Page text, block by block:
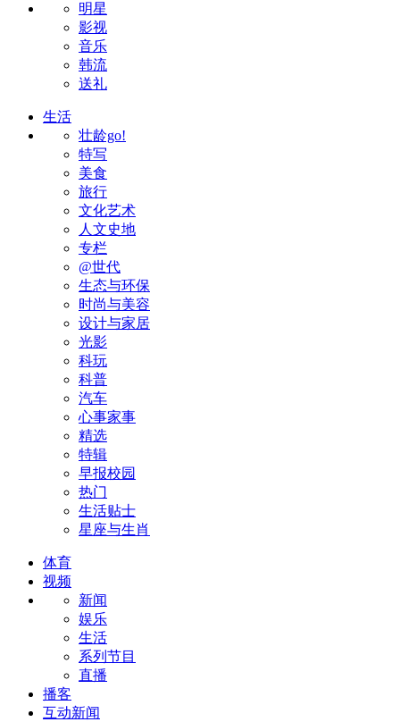
明星
影视
音乐
韩流
送礼
生活
壮龄go!
特写
美食
旅行
文化艺术
人文史地
专栏
@世代
生态与环保
时尚与美容
设计与家居
光影
科玩
科普
汽车
心事家事
精选
特辑
早报校园
热门
生活贴士
星座与生肖
体育
视频
新闻
娱乐
生活
系列节目
直播
播客
互动新闻